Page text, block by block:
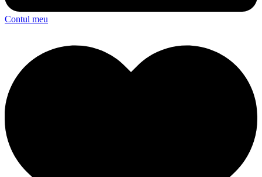
Contul meu